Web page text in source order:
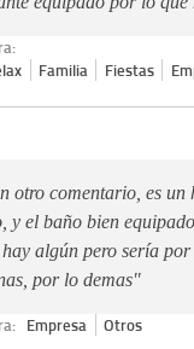
Familia Fiestas
otro comentario, es un
y el baño bien
algún pero sería
por lo demas"
Empresa Otros